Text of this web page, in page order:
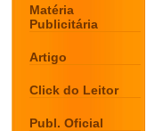
Matéria
Publicitária
Artigo
Click do Leitor
Publ. Oficial